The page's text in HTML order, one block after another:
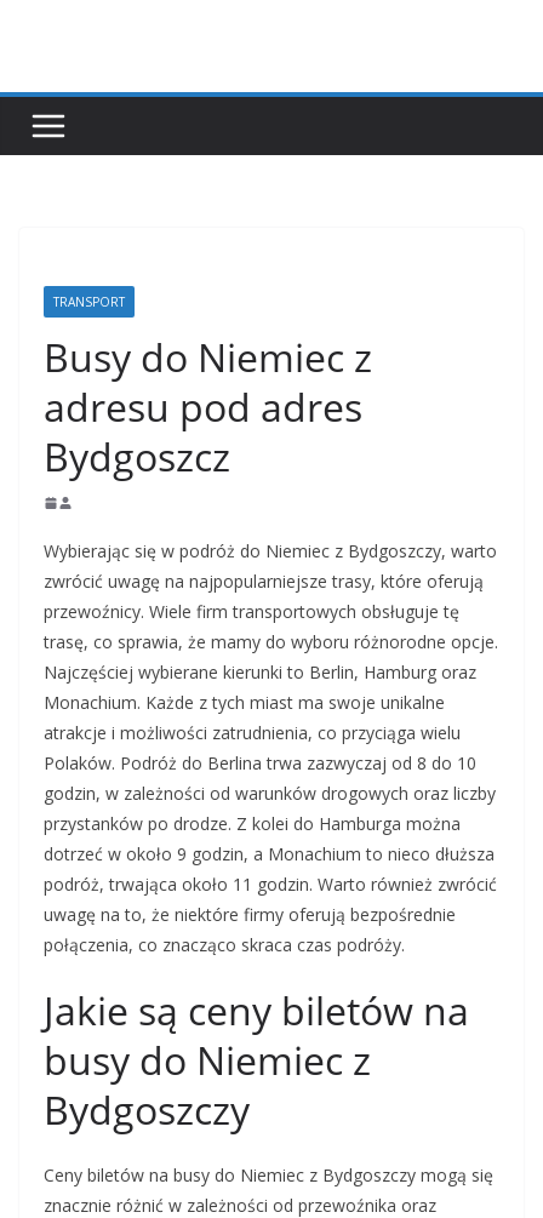
TRANSPORT
Busy do Niemiec z
adresu pod adres
Bydgoszcz
Wybierając się w podróż do Niemiec z Bydgoszczy, warto
zwrócić uwagę na najpopularniejsze trasy, które oferują
przewoźnicy. Wiele firm transportowych obsługuje tę
trasę, co sprawia, że mamy do wyboru różnorodne opcje.
Najczęściej wybierane kierunki to Berlin, Hamburg oraz
Monachium. Każde z tych miast ma swoje unikalne
atrakcje i możliwości zatrudnienia, co przyciąga wielu
Polaków. Podróż do Berlina trwa zazwyczaj od 8 do 10
godzin, w zależności od warunków drogowych oraz liczby
przystanków po drodze. Z kolei do Hamburga można
dotrzeć w około 9 godzin, a Monachium to nieco dłuższa
podróż, trwająca około 11 godzin. Warto również zwrócić
uwagę na to, że niektóre firmy oferują bezpośrednie
połączenia, co znacząco skraca czas podróży.
Jakie są ceny biletów na
busy do Niemiec z
Bydgoszczy
Ceny biletów na busy do Niemiec z Bydgoszczy mogą się
znacznie różnić w zależności od przewoźnika oraz